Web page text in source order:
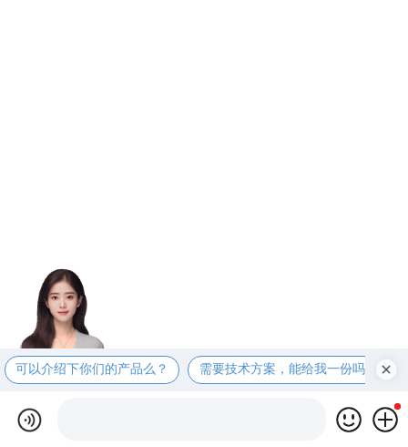
可以介绍下你们的产品么？ 需要技术方案，能给我一份吗？